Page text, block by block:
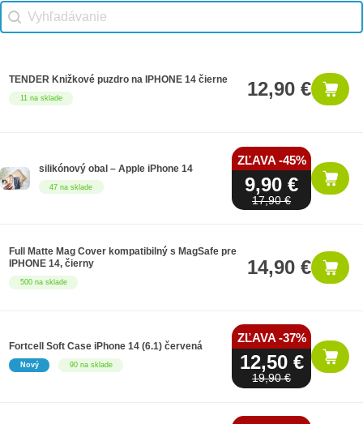
Vhodné príslušenstvo search
Search content
11 na sklade
TENDER Knižkové puzdro na IPHONE 14 čierne 12,90 €
47 na sklade
silikónový obal – Apple iPhone 14
ZĽAVA -45%
9,90 €
17,90 €
500 na sklade
Full Matte Mag Cover kompatibilný s MagSafe pre
IPHONE 14, čierny
14,90 €
Nový 90 na sklade
Fortcell Soft Case iPhone 14 (6.1) červená
ZĽAVA -37%
12,50 €
19,90 €